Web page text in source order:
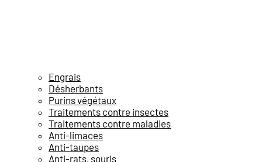
Engrais
Désherbants
Purins végétaux
Traitements contre insectes
Traitements contre maladies
Anti-limaces
Anti-taupes
Anti-rats, souris